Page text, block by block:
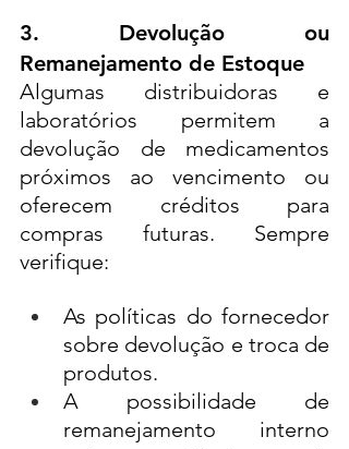
3. Devolução ou
Remanejamento de Estoque
Algumas distribuidoras e
laboratórios permitem a
devolução de medicamentos
próximos ao vencimento ou
oferecem créditos para
compras futuras. Sempre
verifique:
As políticas do fornecedor
sobre devolução e troca de
produtos.
A possibilidade de
remanejamento interno